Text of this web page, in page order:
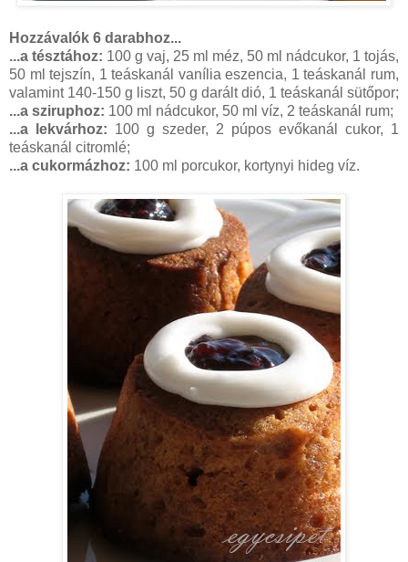
Hozzávalók 6 darabhoz...
...a tésztához: 100 g vaj, 25 ml méz, 50 ml nádcukor, 1 tojás,
50 ml tejszín, 1 teáskanál vanília eszencia, 1 teáskanál rum,
valamint 140-150 g liszt, 50 g darált dió, 1 teáskanál sütőpor;
...a sziruphoz: 100 ml nádcukor, 50 ml víz, 2 teáskanál rum;
...a lekvárhoz: 100 g szeder, 2 púpos evőkanál cukor, 1
teáskanál citromlé;
...a cukormázhoz: 100 ml porcukor, kortynyi hideg víz.